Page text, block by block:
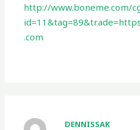
http://www.boneme.com/
.com
DENNISSAK